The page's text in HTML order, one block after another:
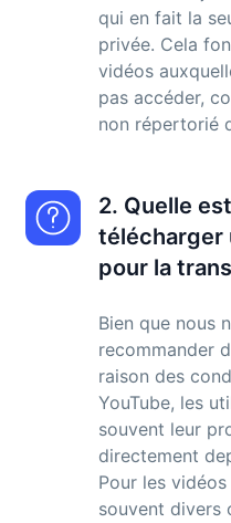
qui en fait la
privée. Cela
vidéos
pas accéder,
non répertorié
2. Quelle
télécharger
pour la
Bien que nous
recommander
raison des
YouTube, les
souvent leur
directement
Pour les
souvent divers